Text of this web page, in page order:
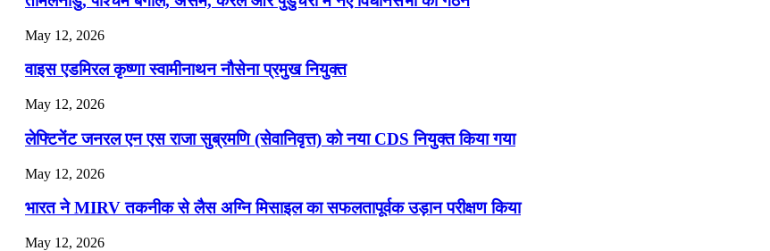
July 16, 2026
📝 डेली करेंट अफेयर्स: 13-15 जुलाई 2026
May 12, 2026
वाइस एडमिरल कृष्णा स्वामीनाथन नौसेना प्रमुख नियुक्त
May 12, 2026
लेफ्टिनेंट जनरल एन एस राजा सुब्रमणि (सेवानिवृत्त) को नया CDS नियुक्त किया गया
May 12, 2026
भारत ने MIRV तकनीक से लैस अग्नि मिसाइल का सफलतापूर्वक उड़ान परीक्षण किया
May 12, 2026